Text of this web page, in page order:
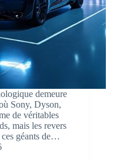
demeure
Sony, Dyson,
de véritables
mais les revers
géants de…